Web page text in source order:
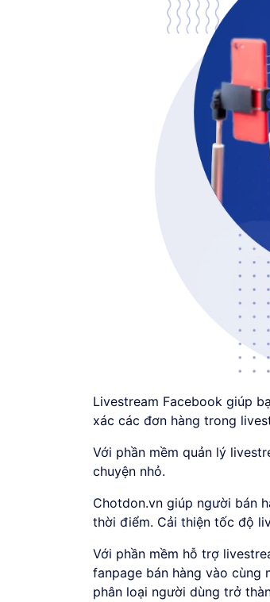
Livestream Facebook giúp
xác các đơn hàng trong
Với phần mềm quản lý
chuyện nhỏ.
Chotdon.vn giúp người bán
thời điểm. Cải thiện tốc độ
Với phần mềm hỗ trợ
fanpage bán hàng vào cùng
phân loại người dùng trở